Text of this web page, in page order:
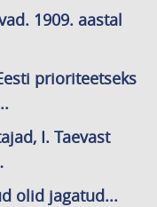
1909. aastal
prioriteetseks
I. Taevast
olid jagatud...